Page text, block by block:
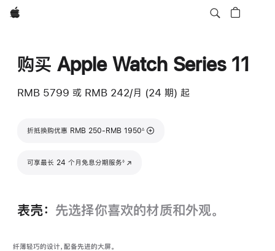
Apple
购买 Apple Watch Series 11
RMB 5799 或 RMB 242/月 (24 期) 起
折抵换购优惠 RMB 250-RMB 1950
脚注
∆
可享最长 24 个月免息分期服务◊
(在新窗口中打开)
表壳： 先选择你喜欢的材质和外观。
纤薄轻巧的设计，配备先进的大屏。